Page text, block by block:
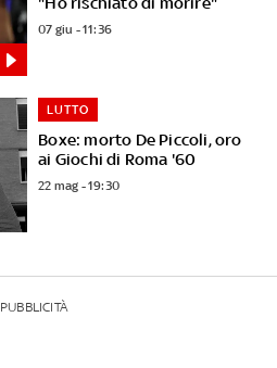
07 giu - 11:36
Boxe: morto De Piccoli, oro
ai Giochi di Roma '60
LUTTO
22 mag - 19:30
PUBBLICITÀ